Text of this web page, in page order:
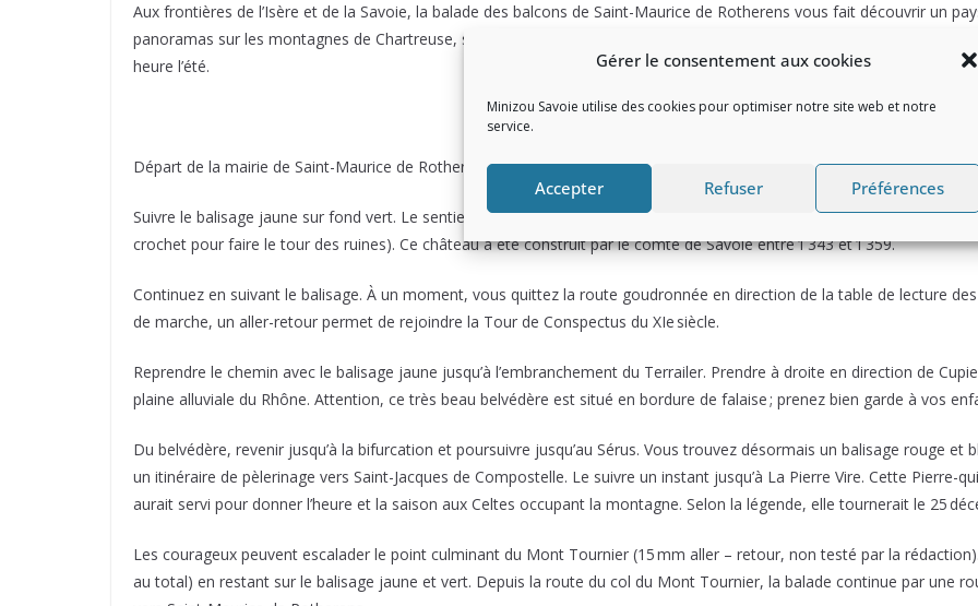
Gérer le consentement aux cookies
Minizou Savoie utilise des cookies pour optimiser notre site web et notre
service.
Accepter Refuser Préférences
Aux frontières de l’Isère et de la Savoie, la balade des balcons de Saint-Maurice de Rotherens vous fait découvrir un
panoramas sur les montagnes de Chartreuse, sur le Rhône et la basse vallée du Guiers. La balade est relativement
heure l’été.
Départ de la mairie de Saint-Maurice de Rotherens. L’altitude de départ est de 640 m.
Suivre le balisage jaune sur fond vert. Le sentier part en petite descente derrière l’église. Il vous mène jusqu’aux
crochet pour faire le tour des ruines). Ce château a été construit par le comte de Savoie entre 1 343 et 1 359.
Continuez en suivant le balisage. À un moment, vous quittez la route goudronnée en direction de la table de lecture
de marche, un aller-retour permet de rejoindre la Tour de Conspectus du XIe siècle.
Reprendre le chemin avec le balisage jaune jusqu’à l’embranchement du Terrailer. Prendre à droite en direction de
plaine alluviale du Rhône. Attention, ce très beau belvédère est situé en bordure de falaise ; prenez bien garde à vos
Du belvédère, revenir jusqu’à la bifurcation et poursuivre jusqu’au Sérus. Vous trouvez désormais un balisage rouge et
un itinéraire de pèlerinage vers Saint-Jacques de Compostelle. Le suivre un instant jusqu’à La Pierre Vire. Cette Pierre-
aurait servi pour donner l’heure et la saison aux Celtes occupant la montagne. Selon la légende, elle tournerait le 25
Les courageux peuvent escalader le point culminant du Mont Tournier (15 mm aller – retour, non testé par la
au total) en restant sur le balisage jaune et vert. Depuis la route du col du Mont Tournier, la balade continue par une